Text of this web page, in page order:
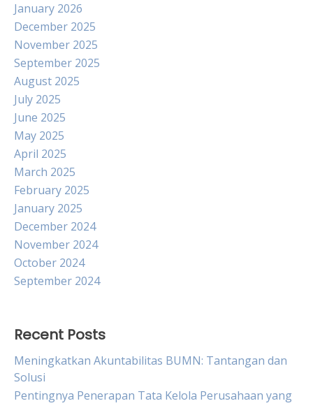
January 2026
December 2025
November 2025
September 2025
August 2025
July 2025
June 2025
May 2025
April 2025
March 2025
February 2025
January 2025
December 2024
November 2024
October 2024
September 2024
Recent Posts
Meningkatkan Akuntabilitas BUMN: Tantangan dan
Solusi
Pentingnya Penerapan Tata Kelola Perusahaan yang